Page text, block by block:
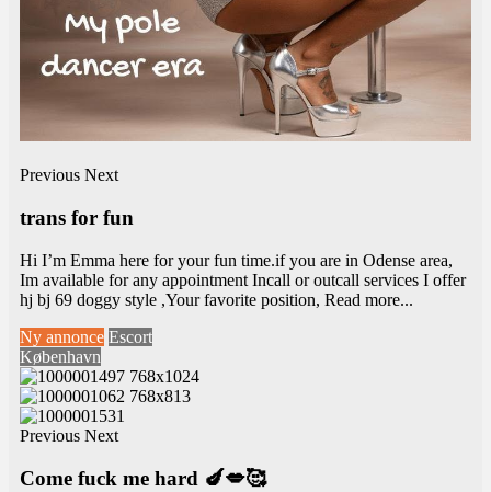
Previous Next
trans for fun
Hi I’m Emma here for your fun time.if you are in Odense area,
Im available for any appointment Incall or outcall services I offer
hj bj 69 doggy style ,Your favorite position, Read more...
Ny annonce Escort
København
Previous Next
Come fuck me hard 🍆💋🥰